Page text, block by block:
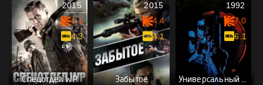
Спецотдел WP
2015
4.1
4.3
Забытое
2015
4.4
4.1
Универсальный солдат
1992
7.0
6.1